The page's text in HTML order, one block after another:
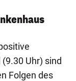
Uhr) sind
Folgen des